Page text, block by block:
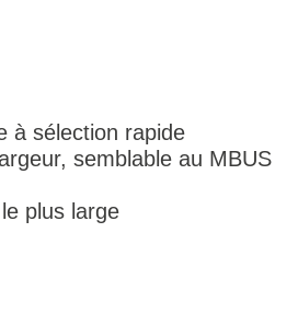
à sélection rapide
semblable au MBUS
plus large